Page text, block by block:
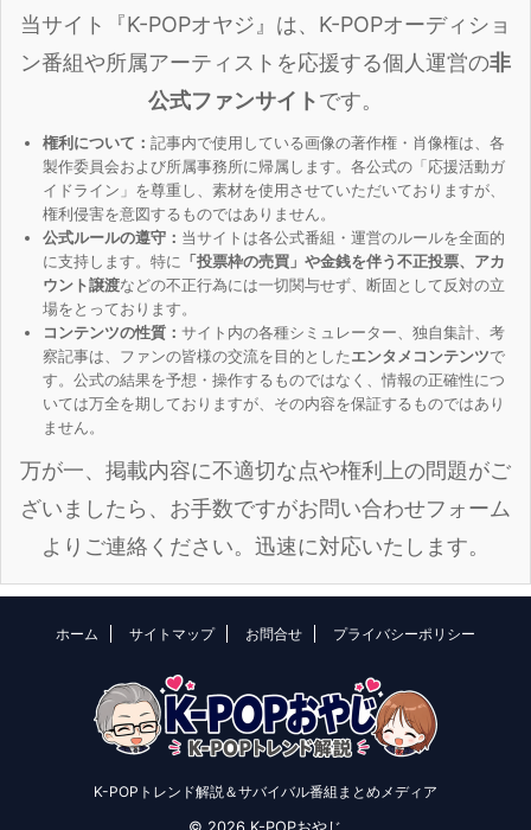
当サイト『K-POPオヤジ』は、K-POPオーディショ
ン番組や所属アーティストを応援する個人運営の非
公式ファンサイトです。
権利について： 記事内で使用している画像の著作権・肖像権は、各
製作委員会および所属事務所に帰属します。各公式の「応援活動ガ
イドライン」を尊重し、素材を使用させていただいておりますが、
権利侵害を意図するものではありません。
公式ルールの遵守： 当サイトは各公式番組・運営のルールを全面的
に支持します。特に 「投票枠の売買」や金銭を伴う不正投票、アカ
ウント譲渡などの不正行為には一切関与せず、断固として反対の立
場をとっております。
コンテンツの性質： サイト内の各種シミュレーター、独自集計、考
察記事は、ファンの皆様の交流を目的とした エンタメコンテンツで
す。公式の結果を予想・操作するものではなく、情報の正確性につ
いては万全を期しておりますが、その内容を保証するものではあり
ません。
万が一、掲載内容に不適切な点や権利上の問題がご
ざいましたら、お手数ですがお問い合わせフォーム
よりご連絡ください。迅速に対応いたします。
ホーム サイトマップ お問合せ プライバシーポリシー
K-POPトレンド解説＆サバイバル番組まとめメディア